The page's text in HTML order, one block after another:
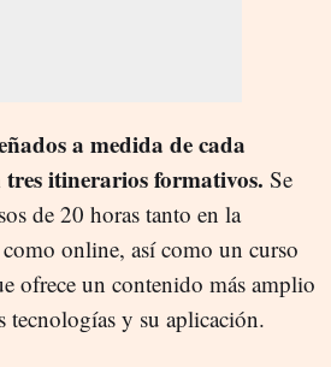
a medida de cada
tres itinerarios formativos. Se
de 20 horas tanto en la
online, así como un curso
ofrece un contenido más amplio
tecnologías y su aplicación.